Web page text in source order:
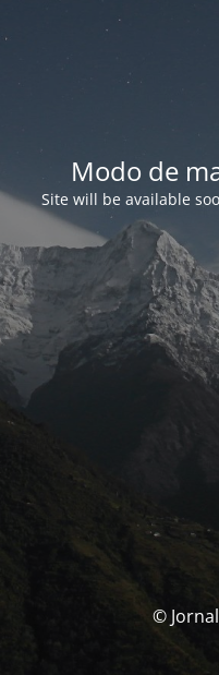
Modo de
Site will be available
©